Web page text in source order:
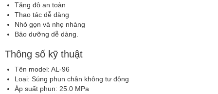
Tăng độ an toàn
Thao tác dễ dàng
Nhỏ gọn và nhẹ nhàng
Bảo dưỡng dễ dàng.
Thông số kỹ thuật
Tên model: AL-96
Loại: Súng phun chân không tư động
Áp suất phun: 25.0 MPa